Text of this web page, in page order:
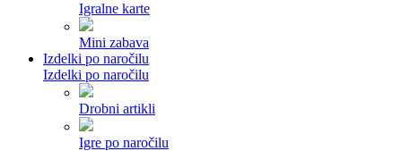
Igralne karte
Mini zabava
Izdelki po naročilu
Izdelki po naročilu
Drobni artikli
Igre po naročilu